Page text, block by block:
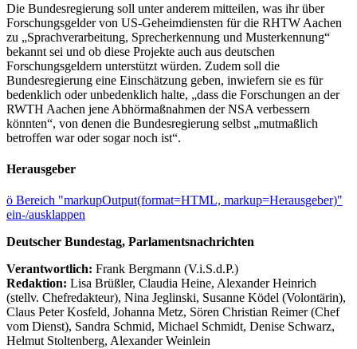
Die Bundesregierung soll unter anderem mitteilen, was ihr über
Forschungsgelder von US-Geheimdiensten für die RHTW Aachen
zu „Sprachverarbeitung, Sprecherkennung und Musterkennung“
bekannt sei und ob diese Projekte auch aus deutschen
Forschungsgeldern unterstützt würden. Zudem soll die
Bundesregierung eine Einschätzung geben, inwiefern sie es für
bedenklich oder unbedenklich halte, „dass die Forschungen an der
RWTH Aachen jene Abhörmaßnahmen der NSA verbessern
könnten“, von denen die Bundesregierung selbst „mutmaßlich
betroffen war oder sogar noch ist“.
Herausgeber
ö Bereich "markupOutput(format=HTML, markup=Herausgeber)"
ein-/ausklappen
Deutscher Bundestag, Parlamentsnachrichten
Verantwortlich: Frank Bergmann (V.i.S.d.P.)
Redaktion: Lisa Brüßler, Claudia Heine, Alexander Heinrich
(stellv. Chefredakteur), Nina Jeglinski, Susanne Ködel (Volontärin),
Claus Peter Kosfeld, Johanna Metz, Sören Christian Reimer (Chef
vom Dienst), Sandra Schmid, Michael Schmidt, Denise Schwarz,
Helmut Stoltenberg, Alexander Weinlein